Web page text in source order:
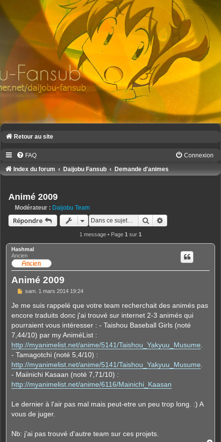
Retour au site
FAQ
Connexion
Index du forum
Daijobu Fansub Demande d'animes
Animé 2009
Modérateur : Daijobu Team
Répondre Rechercher
1 message • Page 1 sur 1
Hashmal
Ancien
Animé 2009
M
s
a
e
sam. 1 mars 2014 19:24
Je me suis rappelé que votre team recherchait des animés pas
encore traduits donc j'ai trouvé sur internet 2-3 animés qui
pourraient vous intéresser : - Taishou Baseball Girls (noté
7,44/10) par my AniméList :
http://myanimelist.net/anime/5141/Taishou_Yakyuu_Musume
- Tamagotchi (noté 5,4/10) :
http://myanimelist.net/anime/5141/Taishou_Yakyuu_Musume
- Maiinichi Kasaan (noté 7,71/10) :
http://myanimelist.net/anime/6116/Mainichi_Kaasan
Le dernier à l'air pas mal mais peut-etre un peu trop long. :) A
vous de juger.
Nb: j'ai pas trouvé d'autre team sur ces projets.